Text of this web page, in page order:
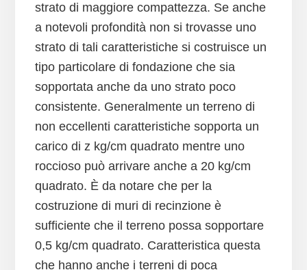
strato di maggiore compattezza. Se anche
a notevoli profondità non si trovasse uno
strato di tali caratteristiche si costruisce un
tipo particolare di fondazione che sia
sopportata anche da uno strato poco
consistente. Generalmente un terreno di
non eccellenti caratteristiche sopporta un
carico di z kg/cm quadrato mentre uno
roccioso può arrivare anche a 20 kg/cm
quadrato. È da notare che per la
costruzione di muri di recinzione è
sufficiente che il terreno possa sopportare
0,5 kg/cm quadrato. Caratteristica questa
che hanno anche i terreni di poca